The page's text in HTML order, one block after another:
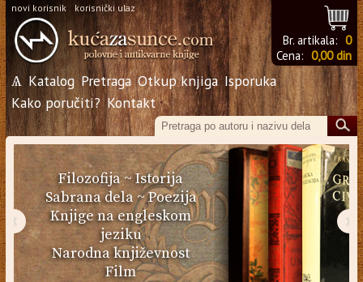
novi korisnik korisnički ulaz
Br. artikala: 0
Cena: 0,00 din
Ѧ Katalog Pretraga Otkup knjiga Isporuka
Kako poručiti? Kontakt
Filozofija~Istorija
Sabrana dela~Poezija
Knjige na engleskom
jeziku
Narodna književnost
Film
‹ ›